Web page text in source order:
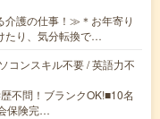
護の仕事！≫＊お年寄り
たり、気分転換で…
コンスキル不要 / 英語力不
不問！ブランクOK!■10名
保険完…